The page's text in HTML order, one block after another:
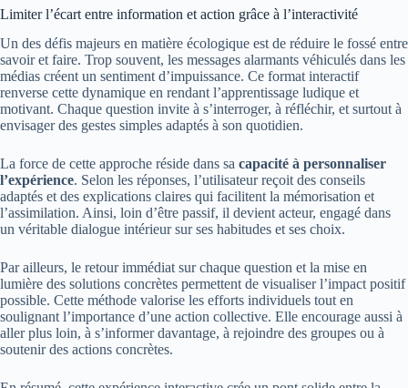
Limiter l’écart entre information et action grâce à l’interactivité
Un des défis majeurs en matière écologique est de réduire le fossé entre
savoir et faire. Trop souvent, les messages alarmants véhiculés dans les
médias créent un sentiment d’impuissance. Ce format interactif
renverse cette dynamique en rendant l’apprentissage ludique et
motivant. Chaque question invite à s’interroger, à réfléchir, et surtout à
envisager des gestes simples adaptés à son quotidien.
La force de cette approche réside dans sa capacité à personnaliser
l’expérience. Selon les réponses, l’utilisateur reçoit des conseils
adaptés et des explications claires qui facilitent la mémorisation et
l’assimilation. Ainsi, loin d’être passif, il devient acteur, engagé dans
un véritable dialogue intérieur sur ses habitudes et ses choix.
Par ailleurs, le retour immédiat sur chaque question et la mise en
lumière des solutions concrètes permettent de visualiser l’impact positif
possible. Cette méthode valorise les efforts individuels tout en
soulignant l’importance d’une action collective. Elle encourage aussi à
aller plus loin, à s’informer davantage, à rejoindre des groupes ou à
soutenir des actions concrètes.